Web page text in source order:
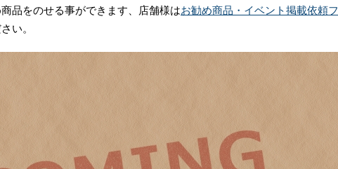
品をのせる事ができます、店舗様はお勧め商品・イベント掲載依頼フ
い。